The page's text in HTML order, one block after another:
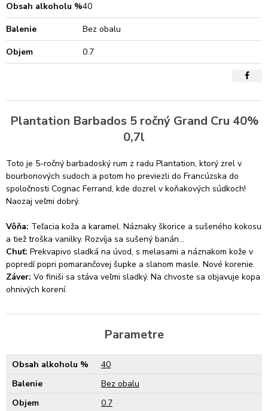
Obsah alkoholu %40
Balenie
Bez obalu
Objem
0.7
Plantation Barbados 5 ročný Grand Cru 40%
0,7l
Toto je 5-ročný barbadoský rum z radu Plantation, ktorý zrel v
bourbonových sudoch a potom ho previezli do Francúzska do
spoločnosti Cognac Ferrand, kde dozrel v koňakových súdkoch!
Naozaj veľmi dobrý.
Vôňa: Teľacia koža a karamel. Náznaky škorice a sušeného kokosu
a tiež troška vanilky. Rozvíja sa sušený banán...
Chuť: Prekvapivo sladká na úvod, s melasami a náznakom kože v
popredí popri pomarančovej šupke a slanom masle. Nové korenie.
Záver: Vo finiši sa stáva veľmi sladký. Na chvoste sa objavuje kopa
ohnivých korení.
Parametre
Obsah alkoholu %
40
Balenie
Bez obalu
Objem
0.7